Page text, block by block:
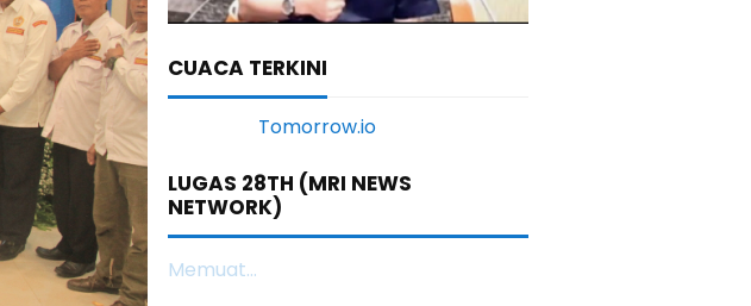
CUACA TERKINI
LUGAS 28TH (MRI NEWS
NETWORK)
Memuat...